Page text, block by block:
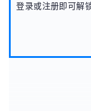
登录或注册即可解